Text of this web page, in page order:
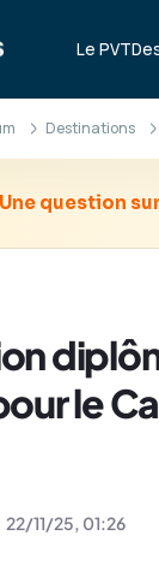
Le PVT
Destinations
Une question
le
22/11/25, 01:26